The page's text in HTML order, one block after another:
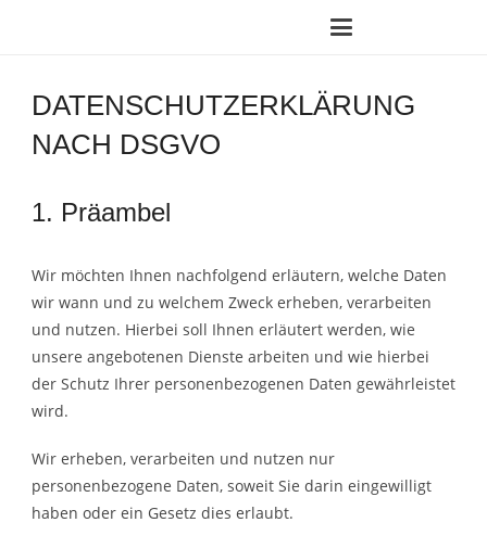
DATENSCHUTZERKLÄRUNG
NACH DSGVO
1. Präambel
Wir möchten Ihnen nachfolgend erläutern, welche Daten
wir wann und zu welchem Zweck erheben, verarbeiten
und nutzen. Hierbei soll Ihnen erläutert werden, wie
unsere angebotenen Dienste arbeiten und wie hierbei
der Schutz Ihrer personenbezogenen Daten gewährleistet
wird.
Wir erheben, verarbeiten und nutzen nur
personenbezogene Daten, soweit Sie darin eingewilligt
haben oder ein Gesetz dies erlaubt.